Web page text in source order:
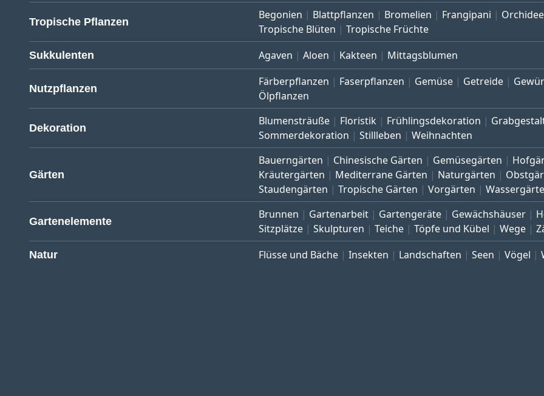
Tropische Pflanzen
Begonien Blattpflanzen Bromelien Frangipani
Tropische Blüten
Tropische Früchte
Sukkulenten Agaven Aloen Kakteen Mittagsblumen
Nutzpflanzen
Färberpflanzen Faserpflanzen Gemüse Getreide
Ölpflanzen
Dekoration
Blumensträuße Floristik Frühlingsdekoration
Sommerdekoration
Stillleben Weihnachten
Gärten
Bauerngärten Chinesische Gärten Gemüsegärten
Kräutergärten
Mediterrane Gärten Naturgärten
Staudengärten
Tropische Gärten Vorgärten
Gartenelemente
Brunnen Gartenarbeit Gartengeräte Gewächshäuser
Sitzplätze
Skulpturen Teiche Töpfe und Kübel Wege
Natur Flüsse und Bäche Insekten Landschaften Seen Vögel